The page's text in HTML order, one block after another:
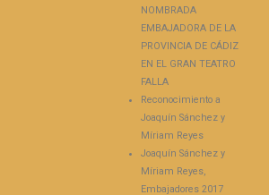
NOMBRADA
EMBAJADORA DE LA
PROVINCIA DE CÁDIZ
EN EL GRAN TEATRO
FALLA
Reconocimiento a
Joaquín Sánchez y
Míriam Reyes
Joaquín Sánchez y
Míriam Reyes,
Embajadores 2017